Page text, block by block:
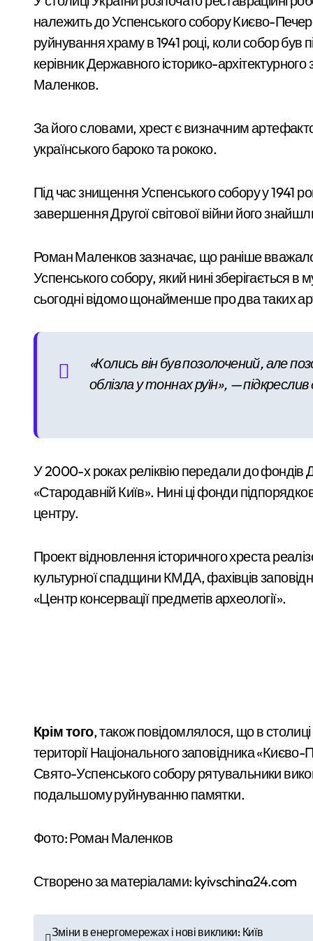
Рятувальники Київщини борються з
У Києві до 2029 року з’являться три
Схема нелегального вивезення
В Київському Святошинському
«Київ під загрозою: шахраї, що
У Києві посадовицю ШЕУ
Стрілянина в київському дворі:
У Києві дітям військових
Київ без мобільних укриттів: як пів
Ракетний обстріл Києва: трагічна
«Наречена» з інвалідністю: у Києві
На Київщині повернули майже 1,8 млн
належить до Успенського собору Києво-
руйнування храму в 1941 році, коли собор був
керівник Державного історико-
Маленков.
За його словами, хрест є визначним
українського бароко та рококо.
Під час знищення Успенського собору у 1941
завершення Другої світової війни його
Роман Маленков зазначає, що раніше
Успенського собору, який нині зберігається
сьогодні відомо щонайменше про два таких
«Колись він був позолочений, але
облізла у тоннах руїн», — підкреслив
У 2000-х роках реліквію передали до фондів
«Стародавній Київ». Нині ці фонди
центру.
Проект відновлення історичного хреста
культурної спадщини КМДА, фахівців
«Центр консервації предметів археології».
Крім того, також повідомлялося, що в столиці
території Національного заповідника
Свято-Успенського собору рятувальники
подальшому руйнуванню памятки.
Фото: Роман Маленков
Створено за матеріалами: kyivschina24.com
Н Зміни в енергомережах і нові виклики: Київ
6 квартир у Києві,
апартаменти в
Буковелі та активи